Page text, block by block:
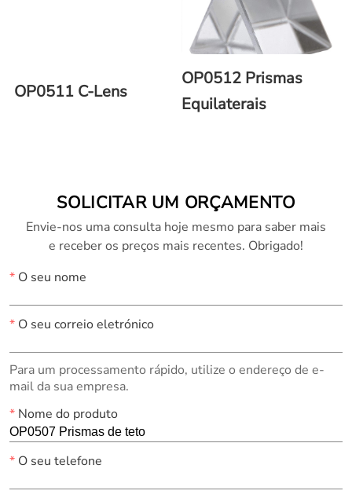
OP0511 C-Lens
OP0512 Prismas
Equilaterais
SOLICITAR UM ORÇAMENTO
Envie-nos uma consulta hoje mesmo para saber mais
e receber os preços mais recentes. Obrigado!
*O seu nome
*O seu correio eletrónico
Para um processamento rápido, utilize o endereço de e-
mail da sua empresa.
*Nome do produto
*O seu telefone